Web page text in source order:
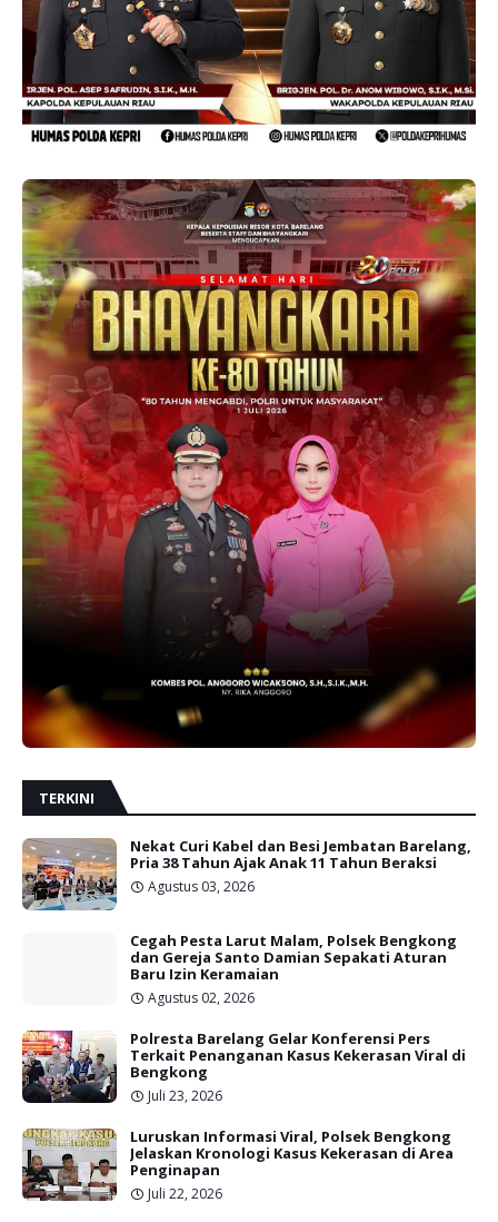
TERKINI
Nekat Curi Kabel dan Besi Jembatan Barelang,
Pria 38 Tahun Ajak Anak 11 Tahun Beraksi
Agustus 03, 2026
Cegah Pesta Larut Malam, Polsek Bengkong
dan Gereja Santo Damian Sepakati Aturan
Baru Izin Keramaian
Agustus 02, 2026
Polresta Barelang Gelar Konferensi Pers
Terkait Penanganan Kasus Kekerasan Viral di
Bengkong
Juli 23, 2026
Luruskan Informasi Viral, Polsek Bengkong
Jelaskan Kronologi Kasus Kekerasan di Area
Penginapan
Juli 22, 2026